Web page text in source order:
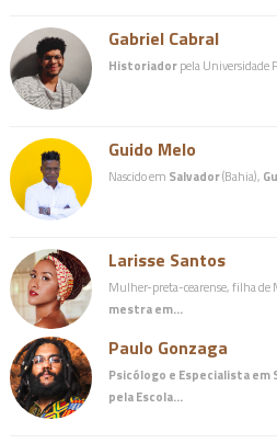
Gabriel Cabral
Historiadorpela Universidade
Guido Melo
Nascido em Salvador(Bahia),
Larisse Santos
Mulher-preta-cearense, filha de
mestra em…
Paulo Gonzaga
Psicólogo e Especialista em
pela Escola…